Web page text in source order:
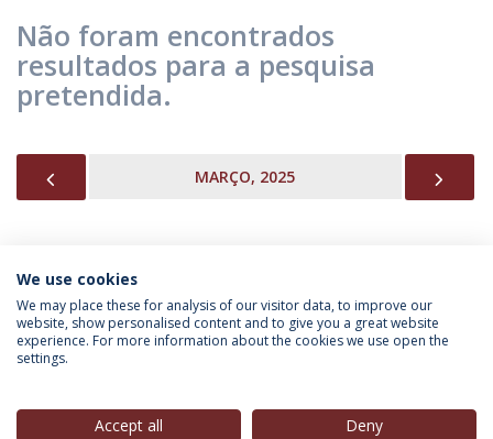
Não foram encontrados
resultados para a pesquisa
pretendida.
MARÇO, 2025
INFORMAÇÃO PARA
We use cookies
We may place these for analysis of our visitor data, to improve our
website, show personalised content and to give you a great website
experience. For more information about the cookies we use open the
settings.
Accept all Deny